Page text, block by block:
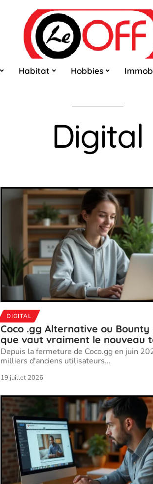
Habitat Hobbies
Digital
DIGITAL
Coco .gg Alternative ou Bounty
que vaut vraiment le nouveau
Depuis la fermeture de Coco.gg en juin
milliers d'anciens utilisateurs…
19 juillet 2026